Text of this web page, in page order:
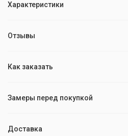
Характеристики
Отзывы
Как заказать
Замеры перед покупкой
Доставка